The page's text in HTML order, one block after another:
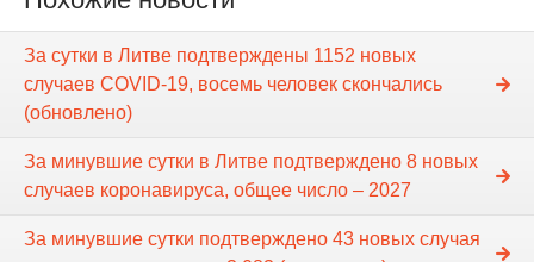
За сутки в Литве подтверждены 1152 новых
случаев COVID-19, восемь человек скончались
(обновлено)
За минувшие сутки в Литве подтверждено 8 новых
случаев коронавируса, общее число – 2027
За минувшие сутки подтверждено 43 новых случая